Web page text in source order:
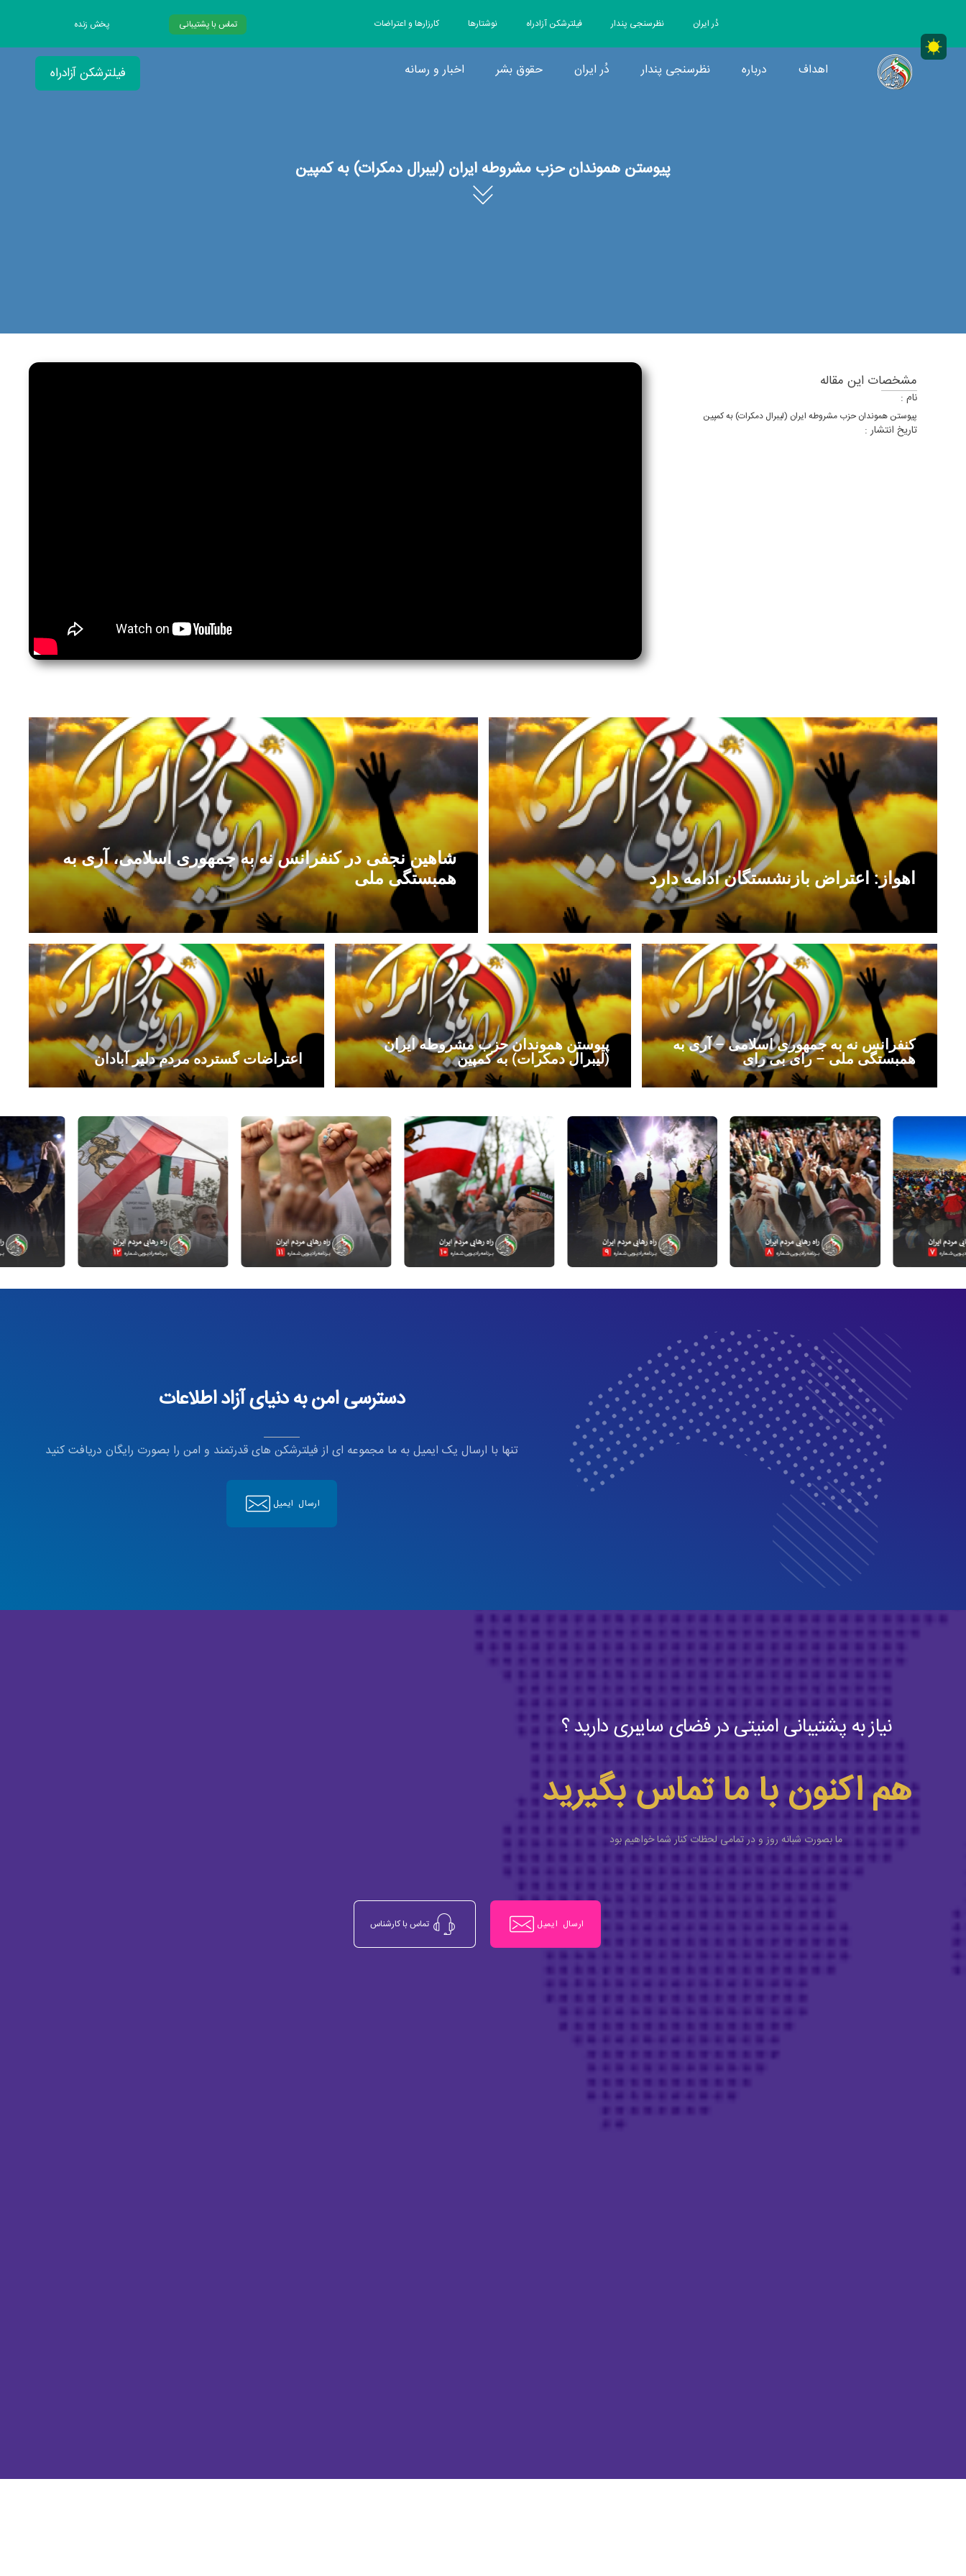
دُر ایران نظرسنجی پندار فیلترشکن آزادراه نوشتارها کارزارها و اعتراضات تماس با پشتیبانی پخش زنده
اهداف درباره نظرسنجی پندار دُر ایران حقوق بشر اخبار و رسانه فیلترشکن آزادراه
پیوستن هموندان حزب مشروطه ایران (لیبرال دمکرات) به کمپین
مشخصات این مقاله
نام :
پیوستن هموندان حزب مشروطه ایران (لیبرال دمکرات) به کمپین
تاریخ انتشار :
اهواز: اعتراض بازنشستگان ادامه دارد
شاهین نجفی در کنفرانس نه به جمهوری اسلامی، آری به
همبستگی ملی
کنفرانس نه به جمهوری اسلامی – آری به
همبستگی ملی – رای بی رای
پیوستن هموندان حزب مشروطه ایران
(لیبرال دمکرات) به کمپین
اعتراضات گسترده مردم دلیر آبادان
دسترسی امن به دنیای آزاد اطلاعات
تنها با ارسال یک ایمیل به ما مجموعه ای از فیلترشکن های قدرتمند و امن را بصورت رایگان دریافت کنید
ارسال ایمیل
نیاز به پشتیبانی امنیتی در فضای سایبری دارید ؟
هم اکنون با ما تماس بگیرید
ما بصورت شبانه روز و در تمامی لحظات کنار شما خواهیم بود
ارسال ایمیل تماس با کارشناس